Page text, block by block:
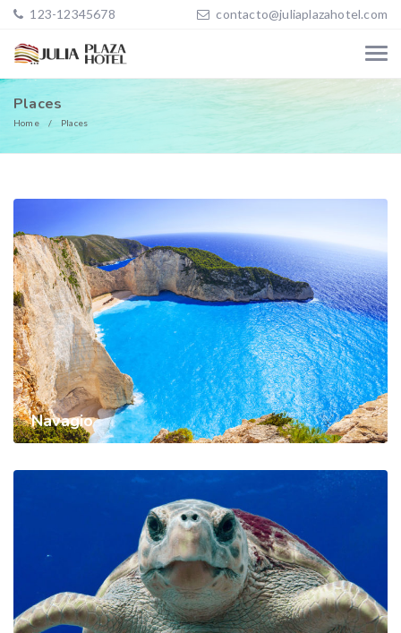
123-12345678 contacto@juliaplazahotel.com
Places
Home Places
Navagio